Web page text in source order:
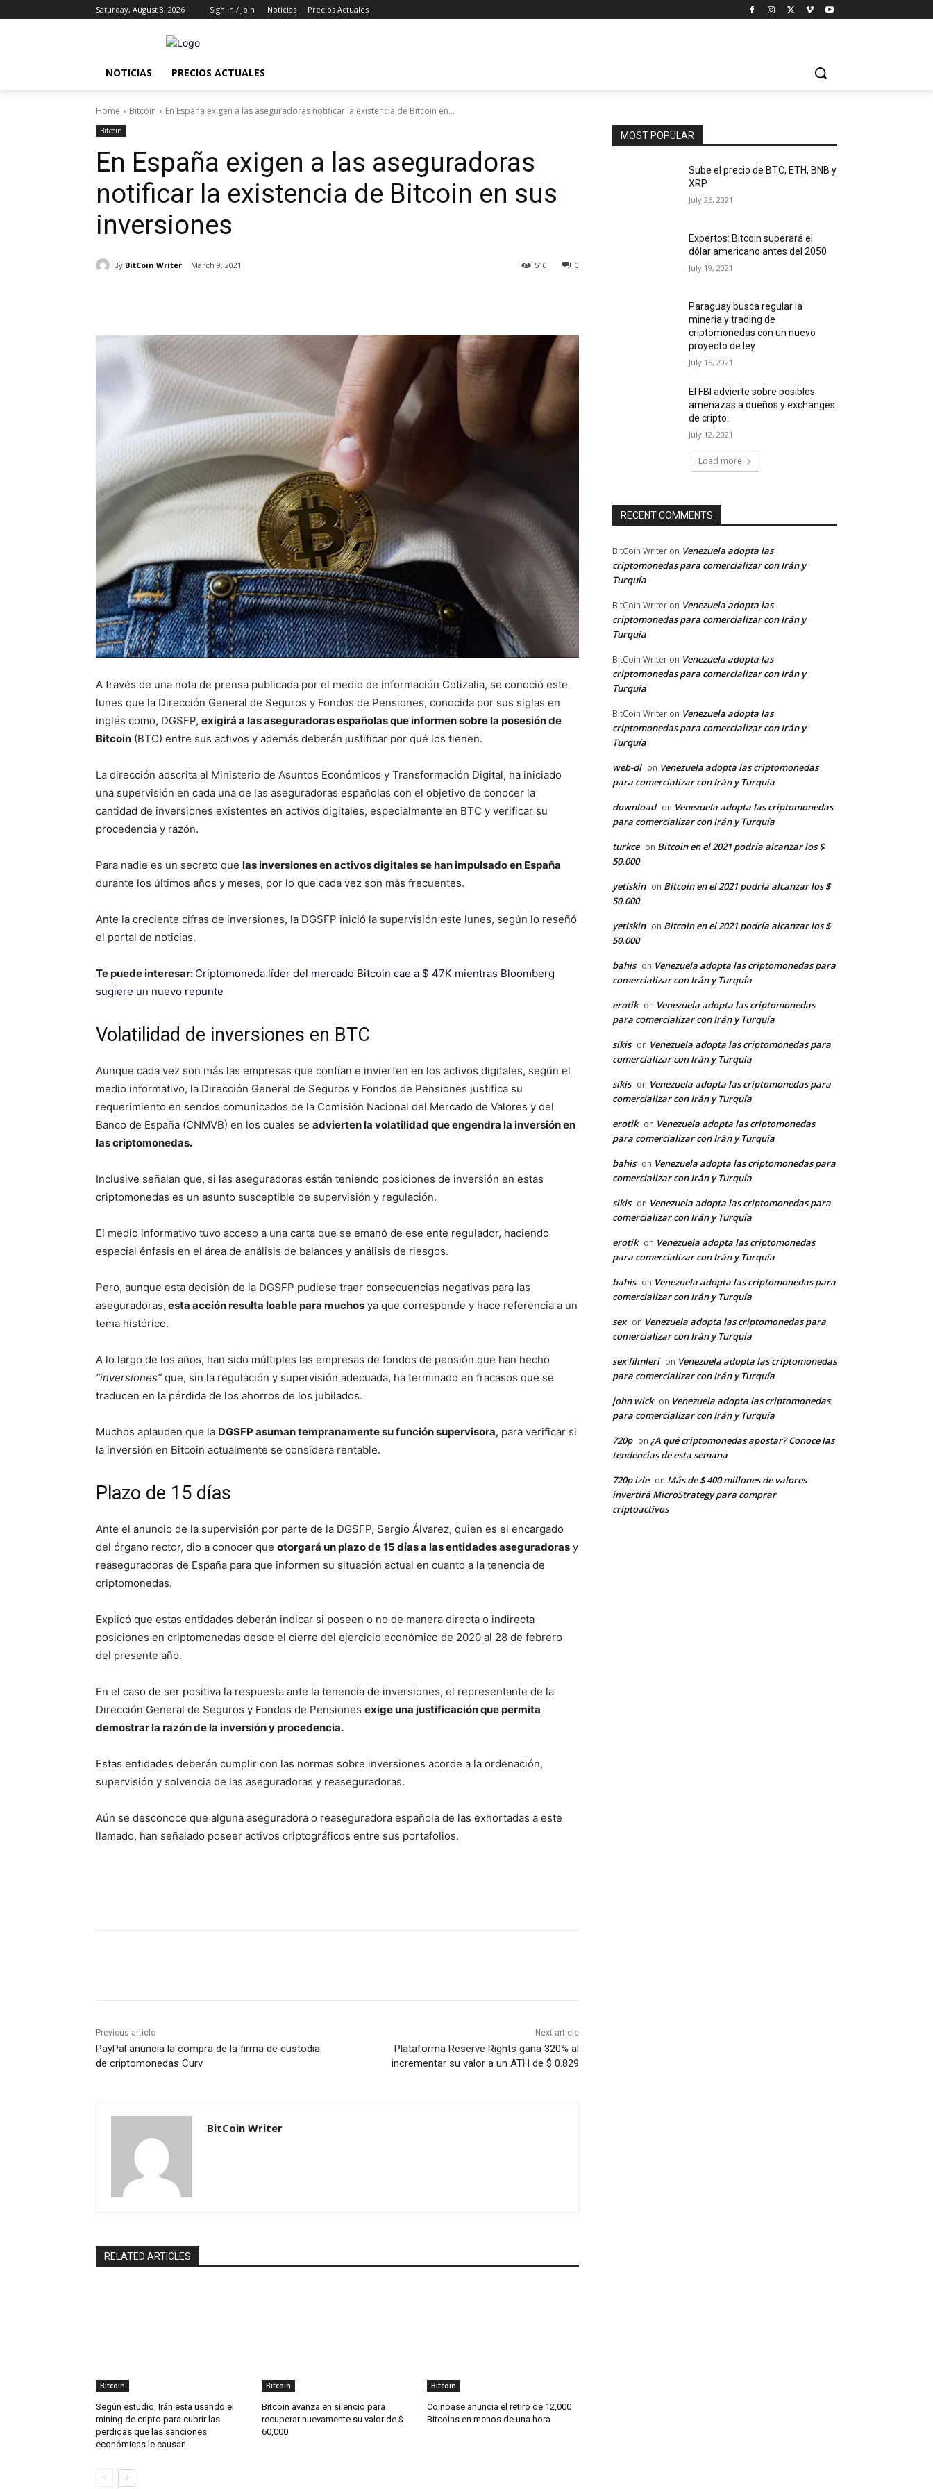
Saturday, August 8, 2026 Sign in / Join Noticias Precios Actuales
NOTICIAS PRECIOS ACTUALES
Home Bitcoin En España exigen a las aseguradoras notificar la existencia de Bitcoin en...
Bitcoin
En España exigen a las aseguradoras
notificar la existencia de Bitcoin en sus
inversiones
By BitCoin Writer March 9, 2021 0
510
A través de una nota de prensa publicada por el medio de información Cotizalia, se conoció este
lunes que la Dirección General de Seguros y Fondos de Pensiones, conocida por sus siglas en
inglés como, DGSFP, exigirá a las aseguradoras españolas que informen sobre la posesión de
Bitcoin (BTC) entre sus activos y además deberán justificar por qué los tienen.
La dirección adscrita al Ministerio de Asuntos Económicos y Transformación Digital, ha iniciado
una supervisión en cada una de las aseguradoras españolas con el objetivo de conocer la
cantidad de inversiones existentes en activos digitales, especialmente en BTC y verificar su
procedencia y razón.
Para nadie es un secreto que las inversiones en activos digitales se han impulsado en España
durante los últimos años y meses, por lo que cada vez son más frecuentes.
Ante la creciente cifras de inversiones, la DGSFP inició la supervisión este lunes, según lo reseñó
el portal de noticias.
Te puede interesar: Criptomoneda líder del mercado Bitcoin cae a $ 47K mientras Bloomberg
sugiere un nuevo repunte
Volatilidad de inversiones en BTC
Aunque cada vez son más las empresas que confían e invierten en los activos digitales, según el
medio informativo, la Dirección General de Seguros y Fondos de Pensiones justifica su
requerimiento en sendos comunicados de la Comisión Nacional del Mercado de Valores y del
Banco de España (CNMVB) en los cuales se advierten la volatilidad que engendra la inversión en
las criptomonedas.
Inclusive señalan que, si las aseguradoras están teniendo posiciones de inversión en estas
criptomonedas es un asunto susceptible de supervisión y regulación.
El medio informativo tuvo acceso a una carta que se emanó de ese ente regulador, haciendo
especial énfasis en el área de análisis de balances y análisis de riesgos.
Pero, aunque esta decisión de la DGSFP pudiese traer consecuencias negativas para las
aseguradoras, esta acción resulta loable para muchos ya que corresponde y hace referencia a un
tema histórico.
A lo largo de los años, han sido múltiples las empresas de fondos de pensión que han hecho
“inversiones” que, sin la regulación y supervisión adecuada, ha terminado en fracasos que se
traducen en la pérdida de los ahorros de los jubilados.
Muchos aplauden que la DGSFP asuman tempranamente su función supervisora, para verificar si
la inversión en Bitcoin actualmente se considera rentable.
Plazo de 15 días
Ante el anuncio de la supervisión por parte de la DGSFP, Sergio Álvarez, quien es el encargado
del órgano rector, dio a conocer que otorgará un plazo de 15 días a las entidades aseguradoras y
reaseguradoras de España para que informen su situación actual en cuanto a la tenencia de
criptomonedas.
Explicó que estas entidades deberán indicar si poseen o no de manera directa o indirecta
posiciones en criptomonedas desde el cierre del ejercicio económico de 2020 al 28 de febrero
del presente año.
En el caso de ser positiva la respuesta ante la tenencia de inversiones, el representante de la
Dirección General de Seguros y Fondos de Pensiones exige una justificación que permita
demostrar la razón de la inversión y procedencia.
Estas entidades deberán cumplir con las normas sobre inversiones acorde a la ordenación,
supervisión y solvencia de las aseguradoras y reaseguradoras.
Aún se desconoce que alguna aseguradora o reaseguradora española de las exhortadas a este
llamado, han señalado poseer activos criptográficos entre sus portafolios.
Previous article
PayPal anuncia la compra de la firma de custodia
de criptomonedas Curv
Next article
Plataforma Reserve Rights gana 320% al
incrementar su valor a un ATH de $ 0.829
BitCoin Writer
RELATED ARTICLES
Bitcoin
Según estudio, Irán esta usando el
mining de cripto para cubrir las
perdidas que las sanciones
económicas le causan.
Bitcoin
Bitcoin avanza en silencio para
recuperar nuevamente su valor de $
60,000
Bitcoin
Coinbase anuncia el retiro de 12,000
Bitcoins en menos de una hora
MOST POPULAR
Sube el precio de BTC, ETH, BNB y
XRP
July 26, 2021
Expertos: Bitcoin superará el
dólar americano antes del 2050
July 19, 2021
Paraguay busca regular la
minería y trading de
criptomonedas con un nuevo
proyecto de ley
July 15, 2021
El FBI advierte sobre posibles
amenazas a dueños y exchanges
de cripto.
July 12, 2021
Load more
RECENT COMMENTS
BitCoin Writer on Venezuela adopta las
criptomonedas para comercializar con Irán y
Turquía
BitCoin Writer on Venezuela adopta las
criptomonedas para comercializar con Irán y
Turquía
BitCoin Writer on Venezuela adopta las
criptomonedas para comercializar con Irán y
Turquía
BitCoin Writer on Venezuela adopta las
criptomonedas para comercializar con Irán y
Turquía
web-dl on Venezuela adopta las criptomonedas
para comercializar con Irán y Turquía
download on Venezuela adopta las criptomonedas
para comercializar con Irán y Turquía
turkce on Bitcoin en el 2021 podría alcanzar los $
50.000
yetiskin on Bitcoin en el 2021 podría alcanzar los $
50.000
yetiskin on Bitcoin en el 2021 podría alcanzar los $
50.000
bahis on Venezuela adopta las criptomonedas para
comercializar con Irán y Turquía
erotik on Venezuela adopta las criptomonedas
para comercializar con Irán y Turquía
sikis on Venezuela adopta las criptomonedas para
comercializar con Irán y Turquía
sikis on Venezuela adopta las criptomonedas para
comercializar con Irán y Turquía
erotik on Venezuela adopta las criptomonedas
para comercializar con Irán y Turquía
bahis on Venezuela adopta las criptomonedas para
comercializar con Irán y Turquía
sikis on Venezuela adopta las criptomonedas para
comercializar con Irán y Turquía
erotik on Venezuela adopta las criptomonedas
para comercializar con Irán y Turquía
bahis on Venezuela adopta las criptomonedas para
comercializar con Irán y Turquía
sex on Venezuela adopta las criptomonedas para
comercializar con Irán y Turquía
sex filmleri on Venezuela adopta las criptomonedas
para comercializar con Irán y Turquía
john wick on Venezuela adopta las criptomonedas
para comercializar con Irán y Turquía
720p on ¿A qué criptomonedas apostar? Conoce las
tendencias de esta semana
720p izle on Más de $ 400 millones de valores
invertirá MicroStrategy para comprar
criptoactivos